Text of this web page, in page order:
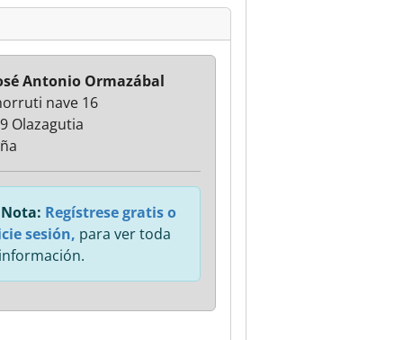
Antonio Ormazábal
nave 16
Olazagutia
Regístrese gratis o
sesión, para ver toda